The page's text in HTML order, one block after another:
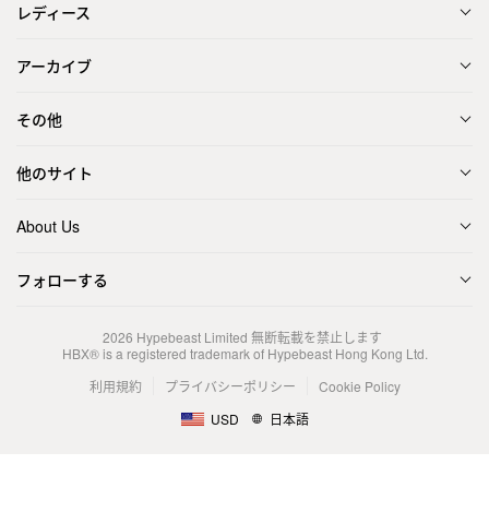
レディース
アーカイブ
その他
他のサイト
About Us
フォローする
2026 Hypebeast Limited 無断転載を禁止します
HBX® is a registered trademark of Hypebeast Hong Kong Ltd.
利用規約
プライバシーポリシー
Cookie Policy
USD
日本語